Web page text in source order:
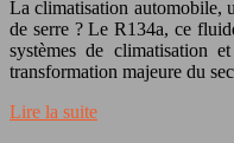
La climatisation automobile,
de serre ? Le R134a, ce
systèmes de climatisation
transformation majeure du
Lire la suite